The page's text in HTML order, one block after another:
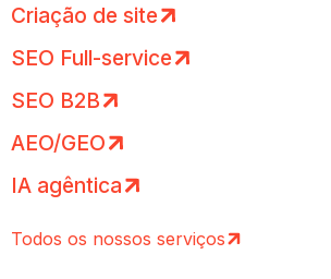
Criação de site
SEO Full-service
SEO B2B
AEO/GEO
IA agêntica
Todos os nossos serviços